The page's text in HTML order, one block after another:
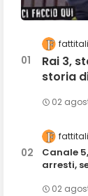
Rai 3,
storia
02
Canale
arresti,
02